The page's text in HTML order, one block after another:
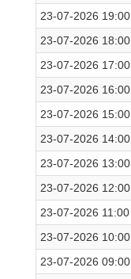
23-07-2026 19:00
23-07-2026 18:00
23-07-2026 17:00
23-07-2026 16:00
23-07-2026 15:00
23-07-2026 14:00
23-07-2026 13:00
23-07-2026 12:00
23-07-2026 11:00
23-07-2026 10:00
23-07-2026 09:00